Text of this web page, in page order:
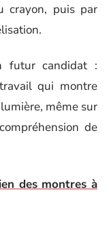
crayon, puis par
futur candidat :
qui montre
même sur
de
des montres à